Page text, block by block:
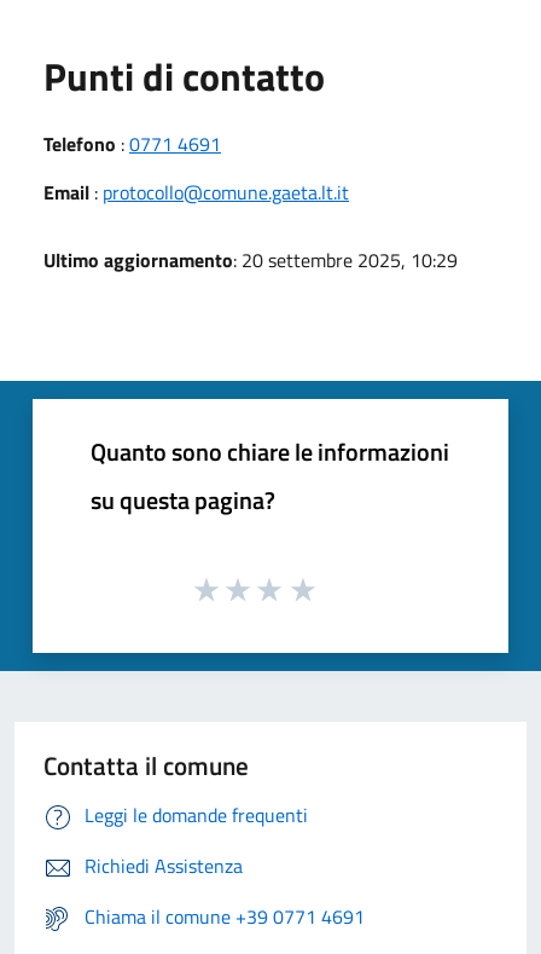
Punti di contatto
Telefono :0771 4691
Email : protocollo@comune.gaeta.lt.it
Ultimo aggiornamento: 20 settembre 2025, 10:29
Quanto sono chiare le informazioni
su questa pagina?
Contatta il comune
Leggi le domande frequenti
Richiedi Assistenza
Chiama il comune +39 0771 4691